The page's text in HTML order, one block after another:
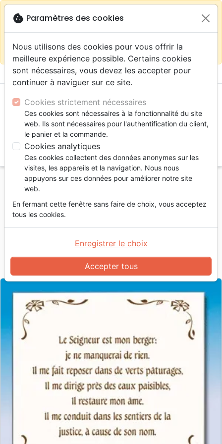
Continuer sur le site France close
warningSelon votre
localisation (États-
sur la boutique La Maison de la Bible Suisse
menu shopping_cart
Accueil Divers
Tableaux et posters
Psaume 23
Céramique 20x20cm "Le Seigneur est
mon berger" Psaume 23
RéférenceEDJ73716 EAN9783976737163
cookie Paramètres des cookies
Nous utilisons des cookies pour vous offrir la
meilleure expérience possible. Certains cookies
sont nécessaires, vous devez les accepter pour
continuer à naviguer sur ce site.
Cookies strictement nécessaires
Ces cookies sont nécessaires à la fonctionnalité du site
web. Ils sont nécessaires pour l'authentification du client,
le panier et la commande.
Cookies analytiques
Ces cookies collectent des données anonymes sur les
visites, les appareils et la navigation. Nous nous
appuyons sur ces données pour améliorer notre site
web.
En fermant cette fenêtre sans faire de choix, vous acceptez
tous les cookies.
Accepter tous
Enregistrer le choix